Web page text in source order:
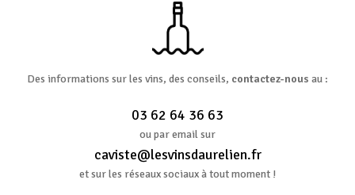
Des informations sur les vins, des conseils, contactez-nous au :
03 62 64 36 63
ou par email sur
caviste@lesvinsdaurelien.fr
et sur les réseaux sociaux à tout moment !